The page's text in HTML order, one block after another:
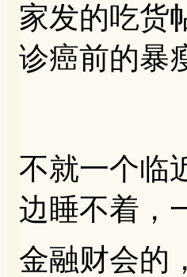
家发的吃货
诊癌前的暴
不就一个临
边睡不着，
金融财会的